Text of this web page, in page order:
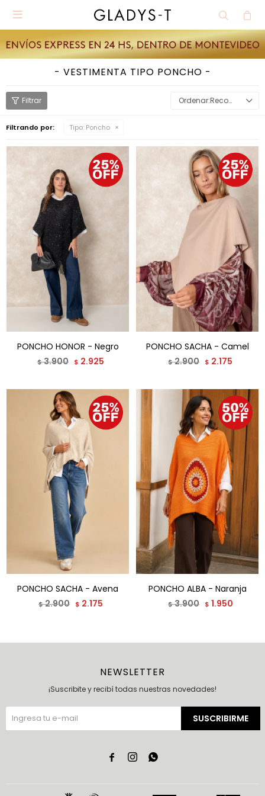

VESTIMENTA TIPO PONCHO
Recomendados
Filtrando por: Tipo: Poncho
PONCHO HONOR - Negro
$3.900 $ 2.925
PONCHO SACHA - Camel
$2.900 $ 2.175
PONCHO SACHA - Avena
$2.900 $ 2.175
PONCHO ALBA - Naranja
$3.900 $ 1.950
NEWSLETTER
¡Suscribite y recibí todas nuestras novedades!
SUSCRIBIRME
  